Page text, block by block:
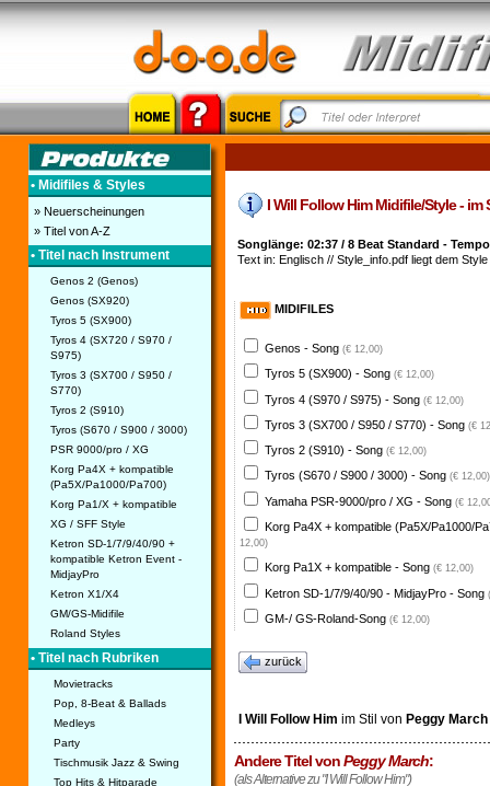
• Midifiles & Styles
» Neuerscheinungen
» Titel von A-Z
• Titel nach Instrument
Genos 2 (Genos)
Genos (SX920)
Tyros 5 (SX900)
Tyros 4 (SX720 / S970 /
S975)
Tyros 3 (SX700 / S950 /
S770)
Tyros 2 (S910)
Tyros (S670 / S900 / 3000)
PSR 9000/pro / XG
Korg Pa4X + kompatible
(Pa5X/Pa1000/Pa700)
Korg Pa1/X + kompatible
XG / SFF Style
Ketron SD-1/7/9/40/90 +
kompatible Ketron Event -
MidjayPro
Ketron X1/X4
GM/GS-Midifile
Roland Styles
• Titel nach Rubriken
Movietracks
Pop, 8-Beat & Ballads
Medleys
Party
Tischmusik Jazz & Swing
Top Hits & Hitparade
I Will Follow Him Midifile/Style -
Songlänge: 02:37 / 8 Beat Standard -
Text in: Englisch // Style_info.pdf liegt dem Style
MIDIFILES
Genos - Song (€ 12,00)
Tyros 5 (SX900) - Song (€ 12,00)
Tyros 4 (S970 / S975) - Song (€ 12,00)
Tyros 3 (SX700 / S950 / S770) - Song (€
Tyros 2 (S910) - Song (€ 12,00)
Tyros (S670 / S900 / 3000) - Song (€ 12,00)
Yamaha PSR-9000/pro / XG - Song (€
Korg Pa4X + kompatible (Pa5X/Pa1000/
12,00)
Korg Pa1X + kompatible - Song (€ 12,00)
Ketron SD-1/7/9/40/90 - MidjayPro - Song
GM-/ GS-Roland-Song (€ 12,00)
zurück
I Will Follow Him im Stil von Peggy March
Andere Titel vonPeggy March:
(als Alternative zu "I Will Follow Him")